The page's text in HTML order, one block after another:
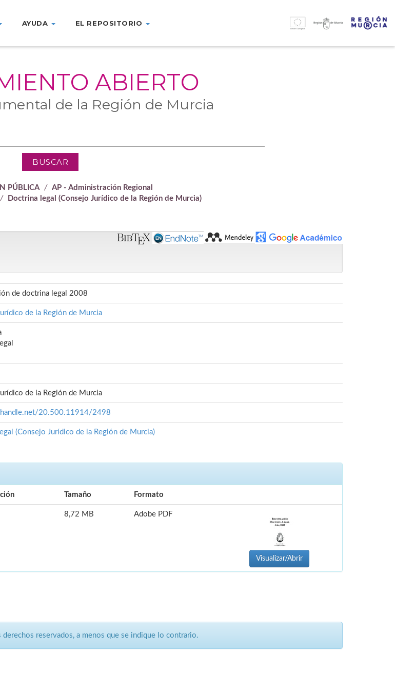
AYUDA EL REPOSITORIO
ABIERTO
de la Región de Murcia
PÚBLICA
AP - Administración Regional
Doctrina legal (Consejo Jurídico de la Región de Murcia)
de doctrina legal 2008
de la Región de Murcia
de la Región de Murcia
20.500.11914/2498
(Consejo Jurídico de la Región de Murcia)
Tamaño Formato
8,72 MB Adobe PDF
Visualizar/Abrir
reservados, a menos que se indique lo contrario.